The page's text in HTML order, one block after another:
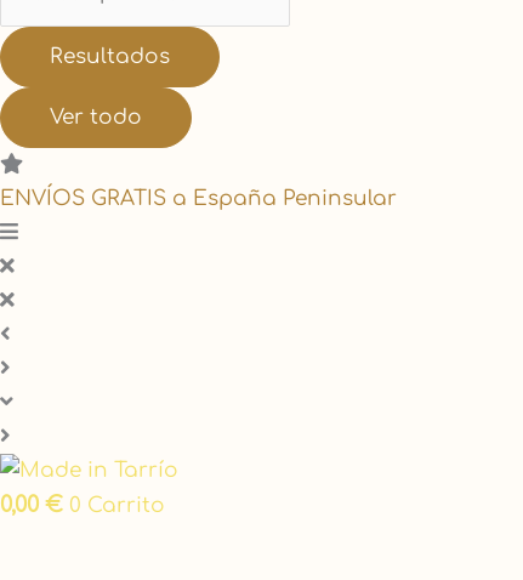
Resultados
Ver todo
ENVÍOS GRATIS a España Peninsular
0,00 € 0 Carrito